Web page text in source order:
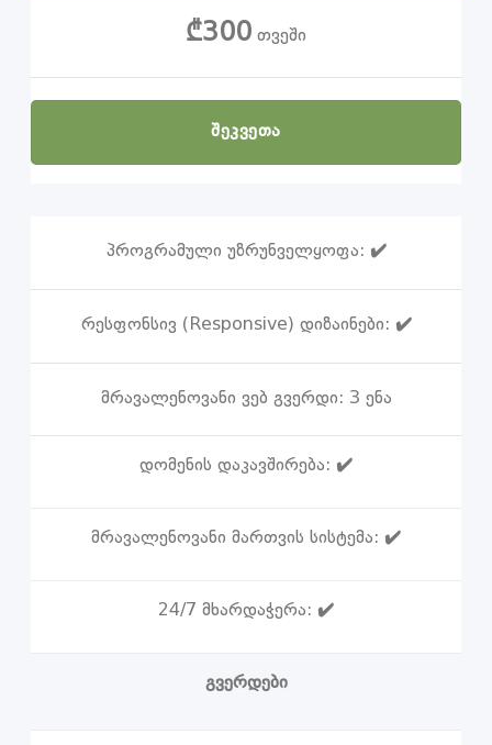
₾300 თვეში
ᲨᲔᲙᲕᲔᲗᲐ
პროგრამული უზრუნველყოფა: ✔️
რესფონსივ (Responsive) დიზაინები: ✔️
მრავალენოვანი ვებ გვერდი: 3 ენა
დომენის დაკავშირება: ✔️
მრავალენოვანი მართვის სისტემა: ✔️
24/7 მხარდაჭერა: ✔️
გვერდები